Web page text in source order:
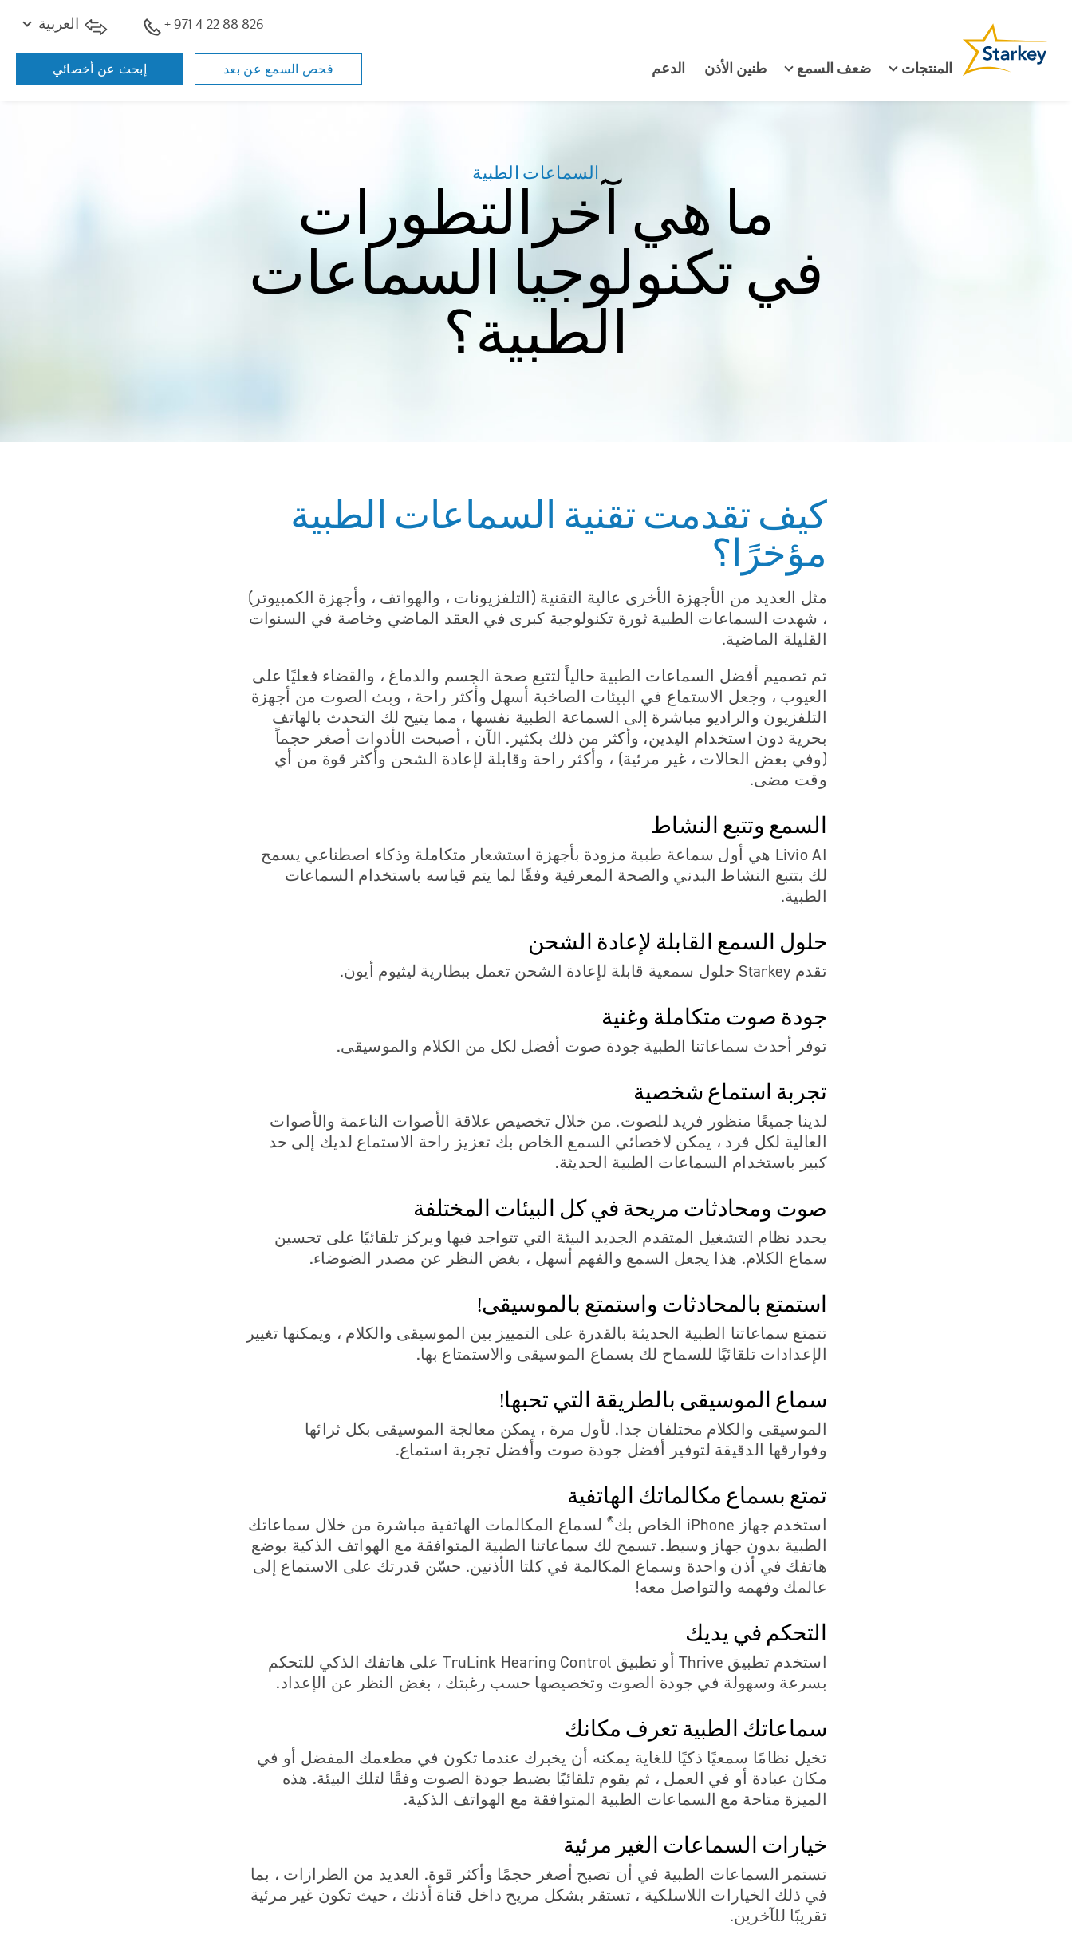
+ 971 4 22 88 826 العربية
المنتجات ضعف السمع طنين الأذن الدعم فحص السمع عن بعد إبحث عن أخصائي
السماعات الطبية
ما هي آخرالتطورات
في تكنولوجيا السماعات
الطبية؟
كيف تقدمت تقنية السماعات الطبية
مؤخرًا؟
مثل العديد من الأجهزة الأخرى عالية التقنية (التلفزيونات ، والهواتف ، وأجهزة الكمبيوتر)
، شهدت السماعات الطبية ثورة تكنولوجية كبرى في العقد الماضي وخاصة في السنوات
القليلة الماضية.
تم تصميم أفضل السماعات الطبية حالياً لتتبع صحة الجسم والدماغ ، والقضاء فعليًا على
العيوب ، وجعل الاستماع في البيئات الصاخبة أسهل وأكثر راحة ، وبث الصوت من أجهزة
التلفزيون والراديو مباشرة إلى السماعة الطبية نفسها ، مما يتيح لك التحدث بالهاتف
بحرية دون استخدام اليدين، وأكثر من ذلك بكثير. الآن ، أصبحت الأدوات أصغر حجماً
(وفي بعض الحالات ، غير مرئية) ، وأكثر راحة وقابلة لإعادة الشحن وأكثر قوة من أي
وقت مضى.
السمع وتتبع النشاط
Livio AI هي أول سماعة طبية مزودة بأجهزة استشعار متكاملة وذكاء اصطناعي يسمح
لك بتتبع النشاط البدني والصحة المعرفية وفقًا لما يتم قياسه باستخدام السماعات
الطبية.
حلول السمع القابلة لإعادة الشحن
تقدم Starkey حلول سمعية قابلة لإعادة الشحن تعمل ببطارية ليثيوم أيون.
جودة صوت متكاملة وغنية
توفر أحدث سماعاتنا الطبية جودة صوت أفضل لكل من الكلام والموسيقى.
تجربة استماع شخصية
لدينا جميعًا منظور فريد للصوت. من خلال تخصيص علاقة الأصوات الناعمة والأصوات
العالية لكل فرد ، يمكن لاخصائي السمع الخاص بك تعزيز راحة الاستماع لديك إلى حد
كبير باستخدام السماعات الطبية الحديثة.
صوت ومحادثات مريحة في كل البيئات المختلفة
يحدد نظام التشغيل المتقدم الجديد البيئة التي تتواجد فيها ويركز تلقائيًا على تحسين
سماع الكلام. هذا يجعل السمع والفهم أسهل ، بغض النظر عن مصدر الضوضاء.
استمتع بالمحادثات واستمتع بالموسيقى!
تتمتع سماعاتنا الطبية الحديثة بالقدرة على التمييز بين الموسيقى والكلام ، ويمكنها تغيير
الإعدادات تلقائيًا للسماح لك بسماع الموسيقى والاستمتاع بها.
سماع الموسيقى بالطريقة التي تحبها!
الموسيقى والكلام مختلفان جدا. لأول مرة ، يمكن معالجة الموسيقى بكل ثرائها
وفوارقها الدقيقة لتوفير أفضل جودة صوت وأفضل تجربة استماع.
تمتع بسماع مكالماتك الهاتفية
استخدم جهاز iPhone الخاص بك ® لسماع المكالمات الهاتفية مباشرة من خلال سماعاتك
الطبية بدون جهاز وسيط. تسمح لك سماعاتنا الطبية المتوافقة مع الهواتف الذكية بوضع
هاتفك في أذن واحدة وسماع المكالمة في كلتا الأذنين. حسّن قدرتك على الاستماع إلى
عالمك وفهمه والتواصل معه!
التحكم في يديك
استخدم تطبيق Thrive أو تطبيق TruLink Hearing Control على هاتفك الذكي للتحكم
بسرعة وسهولة في جودة الصوت وتخصيصها حسب رغبتك ، بغض النظر عن الإعداد.
سماعاتك الطبية تعرف مكانك
تخيل نظامًا سمعيًا ذكيًا للغاية يمكنه أن يخبرك عندما تكون في مطعمك المفضل أو في
مكان عبادة أو في العمل ، ثم يقوم تلقائيًا بضبط جودة الصوت وفقًا لتلك البيئة. هذه
الميزة متاحة مع السماعات الطبية المتوافقة مع الهواتف الذكية.
خيارات السماعات الغير مرئية
تستمر السماعات الطبية في أن تصبح أصغر حجمًا وأكثر قوة. العديد من الطرازات ، بما
في ذلك الخيارات اللاسلكية ، تستقر بشكل مريح داخل قناة أذنك ، حيث تكون غير مرئية
تقريبًا للآخرين.